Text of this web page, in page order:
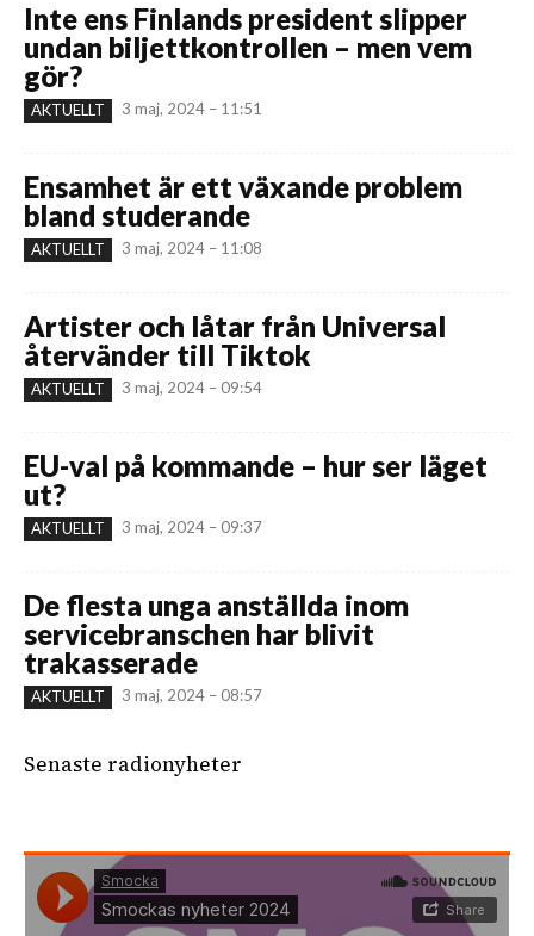
Inte ens Finlands president slipper
undan biljettkontrollen – men vem
gör?
AKTUELLT 3 maj, 2024 – 11:51
Ensamhet är ett växande problem
bland studerande
AKTUELLT 3 maj, 2024 – 11:08
Artister och låtar från Universal
återvänder till Tiktok
AKTUELLT 3 maj, 2024 – 09:54
EU-val på kommande – hur ser läget
ut?
AKTUELLT 3 maj, 2024 – 09:37
De flesta unga anställda inom
servicebranschen har blivit
trakasserade
AKTUELLT 3 maj, 2024 – 08:57
Senaste radionyheter